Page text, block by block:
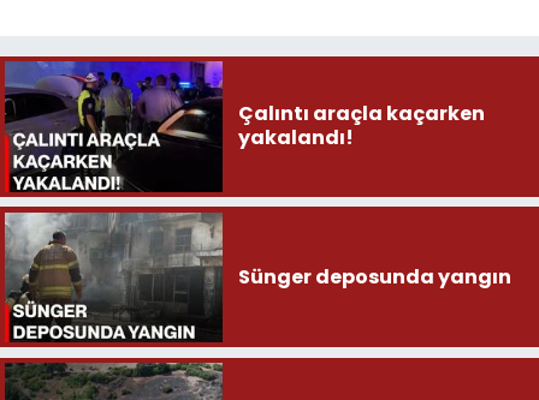
Çalıntı araçla kaçarken
yakalandı!
Sünger deposunda yangın